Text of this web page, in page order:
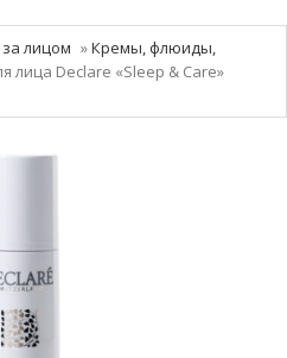
лицом »Кремы, флюиды,
лица Declare «Sleep & Care»